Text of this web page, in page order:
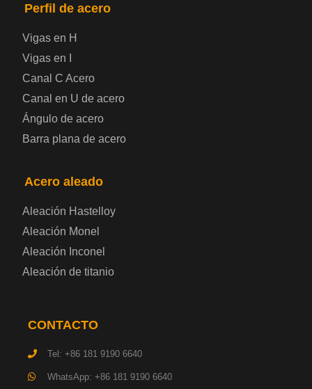
Chapa de acero prelacada
Placa de acero laminado en frío
Placa de acero para cilindros de gas
Chapa de acero para herramientas
Chapa de acero resistente a los impactos
Chapa de acero estructural para maquinaria
Perfil de acero
Vigas en H
Vigas en I
Canal C Acero
Canal en U de acero
Ángulo de acero
Barra plana de acero
Acero aleado
Aleación Hastelloy
Aleación Monel
Aleación Inconel
Aleación de titanio
CONTACTO
Tel: +86 181 9190 6640
WhatsApp: +86 181 9190 6640